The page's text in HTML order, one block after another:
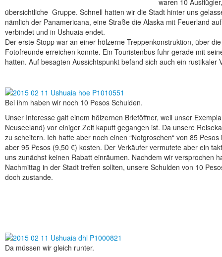
übersichtliche Gruppe. Schnell hatten wir die Stadt hinter uns
nämlich der Panamericana, eine Straße die Alaska mit Feuerland
verbindet und in Ushuaia endet.
Der erste Stopp war an einer hölzerne Treppenkonstruktion, über
Fotofreunde erreichen konnte. Ein Touristenbus fuhr gerade mit
hatten. Auf besagten Aussichtspunkt befand sich auch ein rustikaler
Bei ihm haben wir noch 10 Pesos Schulden.
Unser Interesse galt einem hölzernen Brieföffner, weil unser
Neuseeland) vor einiger Zeit kaputt gegangen ist. Da unsere
zu scheitern. Ich hatte aber noch einen “Notgroschen“ von 85
aber 95 Pesos (9,50 €) kosten. Der Verkäufer vermutete aber ein
uns zunächst keinen Rabatt einräumen. Nachdem wir versprochen
Nachmittag in der Stadt treffen sollten, unsere Schulden von 10
doch zustande.
Da müssen wir gleich runter.